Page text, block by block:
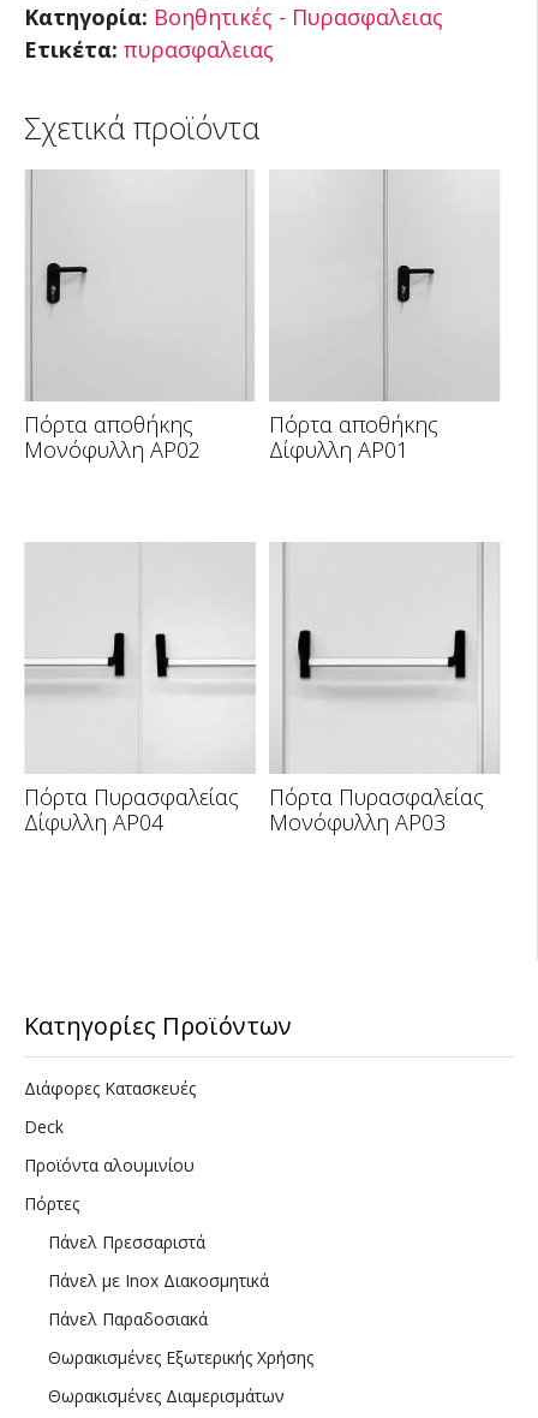
Κατηγορία: Βοηθητικές - Πυρασφαλειας
Ετικέτα: πυρασφαλειας
Σχετικά προϊόντα
Πόρτα αποθήκης
Μονόφυλλη AP02
Πόρτα αποθήκης
Δίφυλλη AP01
Πόρτα Πυρασφαλείας
Δίφυλλη AP04
Πόρτα Πυρασφαλείας
Μονόφυλλη AP03
Κατηγορίες Προϊόντων
Διάφορες Κατασκευές
Deck
Προϊόντα αλουμινίου
Πόρτες
Πάνελ Πρεσσαριστά
Πάνελ με Inox Διακοσμητικά
Πάνελ Παραδοσιακά
Θωρακισμένες Εξωτερικής Χρήσης
Θωρακισμένες Διαμερισμάτων